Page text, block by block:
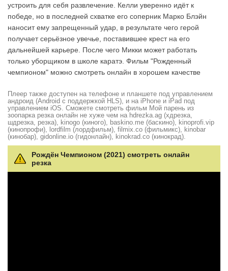
устроить для себя развлечение. Келли уверенно идёт к
победе, но в последней схватке его соперник Марко Блэйн
наносит ему запрещенный удар, в результате чего герой
получает серьёзное увечье, поставившее крест на его
дальнейшей карьере. После чего Микки может работать
только уборщиком в школе каратэ. Фильм "Рожденный
чемпионом" можно смотреть онлайн в хорошем качестве
Плеер также доступен на телефоне и планшете под управлением
андроид (Android с поддержкой HLS), и на iPhone и iPad под
управлением iOS. Сможете смотреть фильм Мой парень из
зоопарка резка онлайн не хуже чем на hdrezka.ag (хдрезка,
шдрезка, резка), kinogo (киного), baskino.me (баскино), kinoprofi.vip
(кинопрофи), lordfilm (лордфильм), filmix.co (фильмикс), kinobar
(кинобар), gidonline.io (гидонлайн), kinokrad.сo (кинокрад).
Рождён Чемпионом (2021) смотреть онлайн
резка